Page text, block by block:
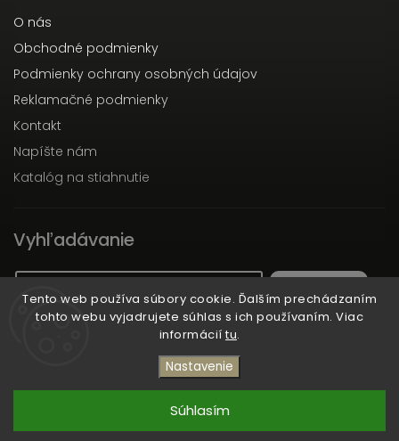
Tento web používa súbory cookie. Ďalším prechádzaním
tohto webu vyjadrujete súhlas s ich používaním. Viac
informácií tu.
Nastavenie
Súhlasím
O nás
Obchodné podmienky
Podmienky ochrany osobných údajov
Reklamačné podmienky
Kontakt
Napíšte nám
Katalóg na stiahnutie
Vyhľadávanie
Dott.Solari. Všetky práva vyhradené.
Shoptet